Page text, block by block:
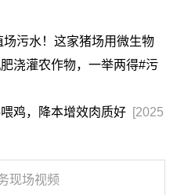
场污水！这家猪场用微生物
浇灌农作物，一举两得#污
鸡，降本增效肉质好 [2025
现场视频